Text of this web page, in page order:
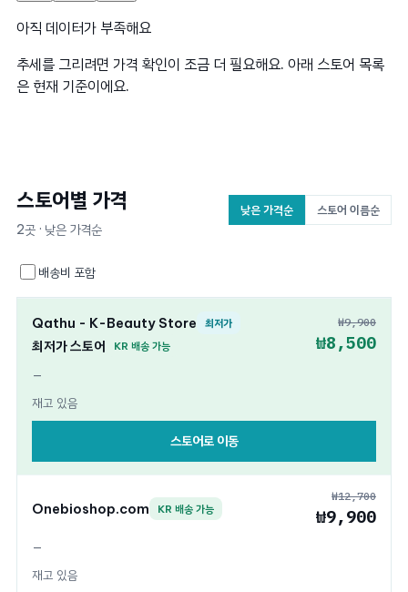
아직 데이터가 부족해요
추세를 그리려면 가격 확인이 조금 더 필요해요. 아래 스토어 목록
은 현재 기준이에요.
스토어별 가격
2곳 · 낮은 가격순
낮은 가격순 스토어 이름순
배송비 포함
Qathu - K-Beauty Store 최저가
최저가 스토어 KR 배송 가능
—
재고 있음
₩9,900
₩8,500
스토어로 이동
Onebioshop.com KR 배송 가능
—
재고 있음
₩12,700
₩9,900